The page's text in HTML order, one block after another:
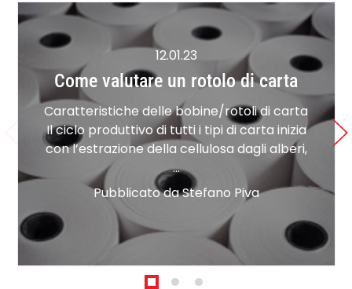
12.01.23
Come valutare un rotolo di carta
Caratteristiche delle bobine/rotoli di carta
Il ciclo produttivo di tutti i tipi di carta inizia
con l’estrazione della cellulosa dagli alberi,
…
Pubblicato da Stefano Piva